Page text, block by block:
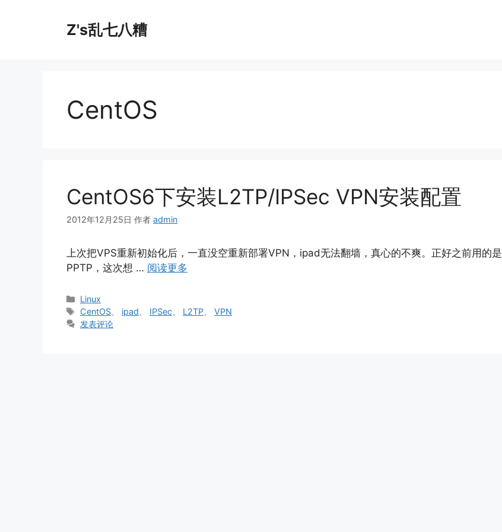
Z's乱七八糟
CentOS
CentOS6下安装L2TP/IPSec VPN安装配置
2012年12月25日 作者 admin
上次把VPS重新初始化后，一直没空重新部署VPN，ipad无法翻墙，真心的不爽。正好之前用的是
PPTP，这次想 … 阅读更多
分
类
Linux
标
签
CentOS ipad IPSec L2TP 、VPN
发表评论